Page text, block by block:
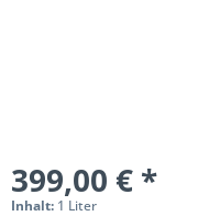
399,00 € *
Inhalt: 1 Liter